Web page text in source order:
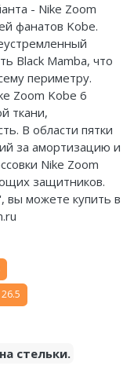
- Nike Zoom
фанатов Kobe.
Black Mamba, что
периметру.
Zoom Kobe 6
ткани,
В области пятки
за амортизацию и
Nike Zoom
защитников.
вы можете купить в
стельки.